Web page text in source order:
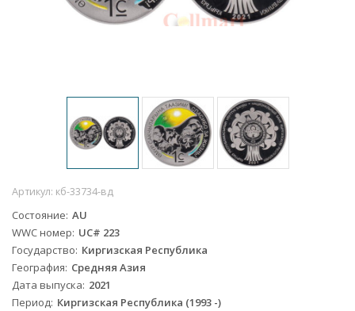
Артикул: кб-33734-вд
Состояние AU
WWC номер UC# 223
Государство Киргизская Республика
География Средняя Азия
Дата выпуска 2021
Период Киргизская Республика (1993 -)